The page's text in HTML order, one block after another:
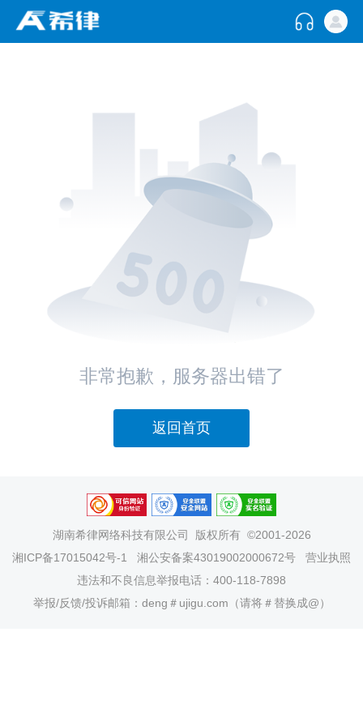
非常抱歉，服务器出错了
返回首页
湖南希律网络科技有限公司
版权所有 ©2001-2026
湘ICP备17015042号-1
湘公安备案43019002000672号
营业执照
违法和不良信息举报电话：400-118-7898
举报/反馈/投诉邮箱：deng＃ujigu.com（请将＃替换成@）